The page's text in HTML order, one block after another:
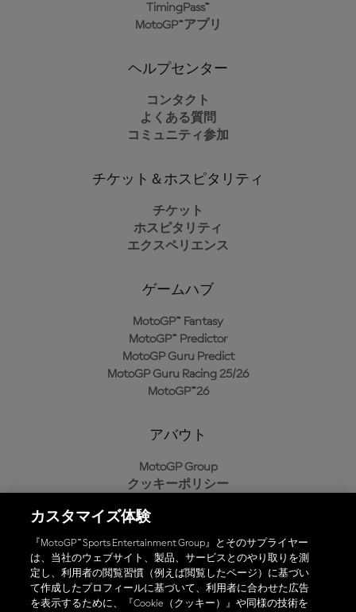
TimingPass™
MotoGP™アプリ
ヘルプセンター
コンタクト
よくある質問
コミュニティ参加
チケット＆ホスピタリティ
チケット
ホスピタリティ
エクスペリエンス
ゲームハブ
MotoGP™ Fantasy
MotoGP™ Predictor
MotoGP Guru Predict
MotoGP Guru Racing 25/26
MotoGP™26
アバウト
MotoGP Group
クッキーポリシー
プライバシーポリシー
購入ポリシー
オフィシャルアプリ
カスタマイズ体験
『MotoGP™ Sports Entertainment Group』とそのサプライヤー
は、当社のウェブサイト、製品、サービスとのやり取りを測
定し、利用者の閲覧習慣（例えば閲覧したページ）に基づい
て作成したプロフィールに基づいて、利用者に合わせた広告
を表示するために、『Cookie（クッキー）』や同様の技術を